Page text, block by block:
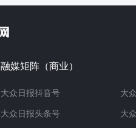
融媒矩阵（商业）
大众日报抖音号
大众日报头条号
大
大